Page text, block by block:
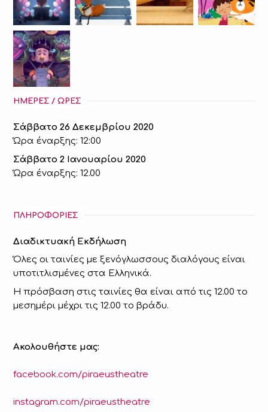
ΗΜΕΡΕΣ / ΩΡΕΣ
Σάββατο 26 Δεκεμβρίου 2020
Ώρα έναρξης: 12:00
Σάββατο 2 Ιανουαρίου 2020
Ώρα έναρξης: 12.00
ΠΛΗΡΟΦΟΡΙΕΣ
Διαδικτυακή Εκδήλωση
Όλες οι ταινίες με ξενόγλωσσους διαλόγους είναι
υποτιτλισμένες στα Ελληνικά.
Η πρόσβαση στις ταινίες θα είναι από τις 12.00 το
μεσημέρι μέχρι τις 12.00 το βράδυ.
Ακολουθήστε μας:
facebook.com/piraeustheatre
instagram.com/piraeustheatre